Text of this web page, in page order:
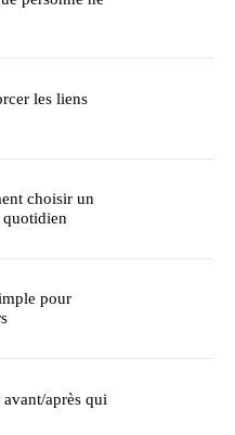
les liens
choisir un
pour
après qui